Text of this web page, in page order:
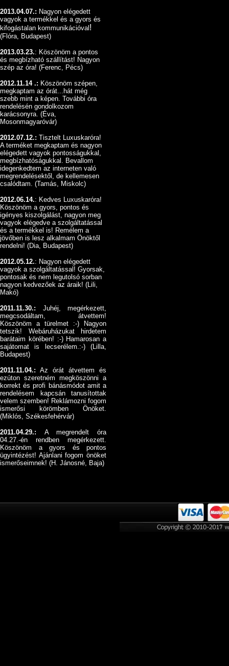
2013.04.07.: Nagyon elégedett
vagyok a termékkel és a gyors és
kifogástalan kommunikációval !
(Flóra, Budapest)
2013.03.23.: Köszönöm a pontos
és megbízható szállítást! Nagyon
szép az óra! (Ferenc, Pécs)
2012.11.14 .: Köszönöm szépen,
megkaptam az órát...hát még
szebb mint a képen. További óra
rendelésén gondolkozom
karácsonyra. (Éva,
Mosonmagyaróvár)
2012.07.12.: Tisztelt Luxuskaróra!
A terméket megkaptam és nagyon
elégedett vagyok pontosságukkal,
megbízhatóságukkal. Bevallom
idegenkedtem az interneten való
megrendelésektől, de kellemesen
csalódtam. (Tamás, Miskolc)
2012.06.14.: Kedves Luxuskaróra!
Köszönöm a gyors, pontos és
igényes kiszolgálást, nagyon meg
vagyok elégedve a szolgáltatással
és a termékkel is! Remélem a
jövőben is lesz alkalmam Önöktől
rendelni! (Dia, Budapest)
2012.05.12.: Nagyon elégedett
vagyok a szolgáltatással! Gyorsak,
pontosak és nem legutolsó sorban
nagyon kedvezőek az áraik! (Lili,
Makó)
2011.11.30.: Juhéj, megérkezett,
megcsodáltam, átvettem!
Köszönöm a türelmet :-) Nagyon
tetszik! Webáruházukat hirdetem
barátaim körében! :-) Hamarosan a
sajátomat is lecserélem.:-) (Lilla,
Budapest)
2011.11.04.: Az órát átvettem és
ezúton szeretném megköszönni a
korrekt és profi bánásmódot amit a
rendelésem kapcsán tanusítottak
velem szemben! Reklámozni fogom
ismerősi körömben Önöket.
(Miklós, Székesfehérvár)
2011.04.29.: A megrendelt óra
04.27.-én rendben megérkezett.
Köszönöm a gyors és pontos
ügyintézést! Ajánlani fogom önöket
ismerőseimnek! (H. Jánosné, Baja)